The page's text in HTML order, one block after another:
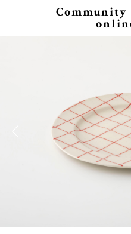
Community